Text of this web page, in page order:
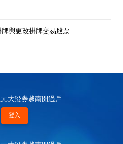
與更改掛牌交易股票
大證券越南開過戶
登入